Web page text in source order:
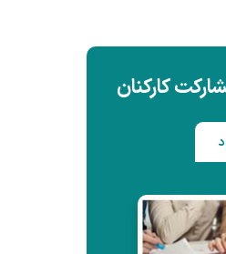
کارکنان